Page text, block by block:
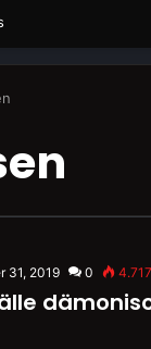
31, 2019 0 4.717